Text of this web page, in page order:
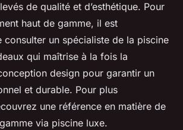
de qualité et d’esthétique. Pour
haut de gamme, il est
consulter un spécialiste de la piscine
qui maîtrise à la fois la
design pour garantir un
et durable. Pour plus
une référence en matière de
via piscine luxe.